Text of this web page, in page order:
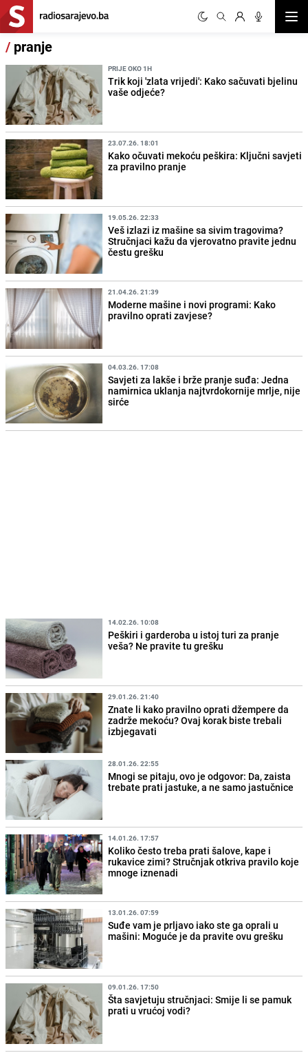
/ pranje
PRIJE OKO 1H
Trik koji 'zlata vrijedi': Kako sačuvati bjelinu
vaše odjeće?
23.07.26. 18:01
Kako očuvati mekoću peškira: Ključni savjeti
za pravilno pranje
19.05.26. 22:33
Veš izlazi iz mašine sa sivim tragovima?
Stručnjaci kažu da vjerovatno pravite jednu
čestu grešku
21.04.26. 21:39
Moderne mašine i novi programi: Kako
pravilno oprati zavjese?
04.03.26. 17:08
Savjeti za lakše i brže pranje suđa: Jedna
namirnica uklanja najtvrdokornije mrlje, nije
sirće
14.02.26. 10:08
Peškiri i garderoba u istoj turi za pranje
veša? Ne pravite tu grešku
29.01.26. 21:40
Znate li kako pravilno oprati džempere da
zadrže mekoću? Ovaj korak biste trebali
izbjegavati
28.01.26. 22:55
Mnogi se pitaju, ovo je odgovor: Da, zaista
trebate prati jastuke, a ne samo jastučnice
14.01.26. 17:57
Koliko često treba prati šalove, kape i
rukavice zimi? Stručnjak otkriva pravilo koje
mnoge iznenadi
13.01.26. 07:59
Suđe vam je prljavo iako ste ga oprali u
mašini: Moguće je da pravite ovu grešku
09.01.26. 17:50
Šta savjetuju stručnjaci: Smije li se pamuk
prati u vrućoj vodi?